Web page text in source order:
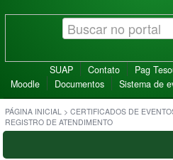
SUAP Contato Pag
Moodle
Documentos Sistema de
PÁGINA INICIAL > CERTIFICADOS DE
REGISTRO DE ATENDIMENTO